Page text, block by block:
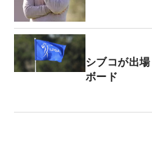
シブコが出
ボード